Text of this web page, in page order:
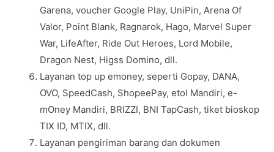
Garena, voucher Google Play, UniPin, Arena Of
Valor, Point Blank, Ragnarok, Hago, Marvel Super
War, LifeAfter, Ride Out Heroes, Lord Mobile,
Dragon Nest, Higss Domino, dll.
Layanan top up emoney, seperti Gopay, DANA,
OVO, SpeedCash, ShopeePay, etol Mandiri, e-
mOney Mandiri, BRIZZI, BNI TapCash, tiket bioskop
TIX ID, MTIX, dll.
Layanan pengiriman barang dan dokumen